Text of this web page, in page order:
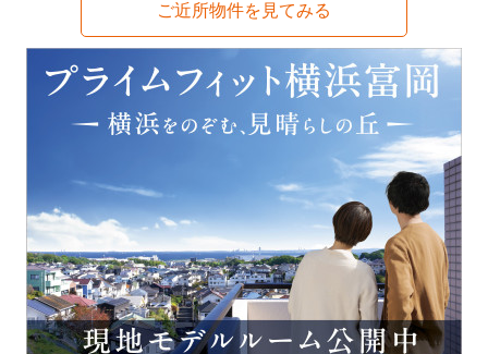
ご近所物件を見てみる